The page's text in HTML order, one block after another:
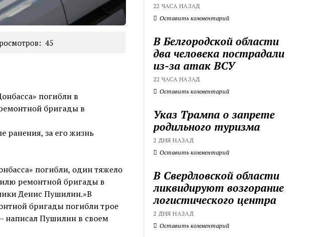
45
погибли в
бригады в
ранения, за его жизнь
погибли, один тяжело
ремонтной бригады в
Денис Пушилин.»В
бригады погибли трое
написал Пушилин в своем
22 ЧАСА НАЗАД
Оставить комментарий
В Белгородской области
два человека пострадали
из-за атак ВСУ
22 ЧАСА НАЗАД
Оставить комментарий
Указ Трампа о запрете
родильного туризма
2 ДНЯ НАЗАД
Оставить комментарий
В Свердловской области
ликвидируют возгорание
логистического центра
2 ДНЯ НАЗАД
Оставить комментарий